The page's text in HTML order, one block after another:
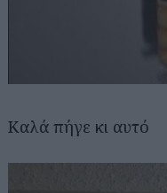
Καλά πήγε κι αυτό